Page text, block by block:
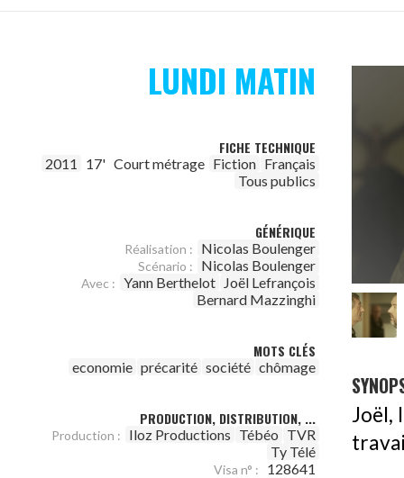
LUNDI MATIN
FICHE TECHNIQUE
2011 17' Court métrage Fiction Français
Tous publics
GÉNÉRIQUE
Réalisation : Nicolas Boulenger
Scénario : Nicolas Boulenger
Avec : Yann Berthelot Joël Lefrançois
Bernard Mazzinghi
MOTS CLÉS
economie précarité société chômage
PRODUCTION, DISTRIBUTION, ...
Production : Iloz Productions Tébéo TVR
Ty Télé
Visa n° : 128641
Joël,